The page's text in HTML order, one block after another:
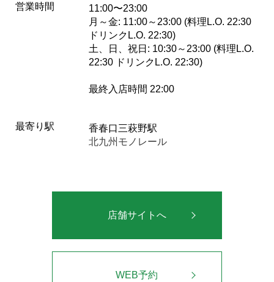
営業時間
11:00〜23:00
月～金: 11:00～23:00 (料理L.O. 22:30
ドリンクL.O. 22:30)
土、日、祝日: 10:30～23:00 (料理L.O.
22:30 ドリンクL.O. 22:30)
最終入店時間 22:00
最寄り駅
香春口三萩野駅
北九州モノレール
店舗サイトへ
WEB予約